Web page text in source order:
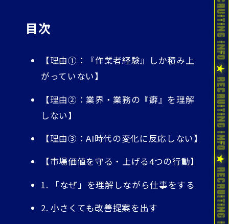
目次
【理由①：『作業者経験』しか積み上
がっていない】
【理由②：業界・業務の『癖』を理解
しない】
【理由③：AI時代の変化に反応しない】
【市場価値を守る・上げる4つの行動】
1. 「なぜ」を理解しながら仕事をする
2. 小さくても改善提案を出す